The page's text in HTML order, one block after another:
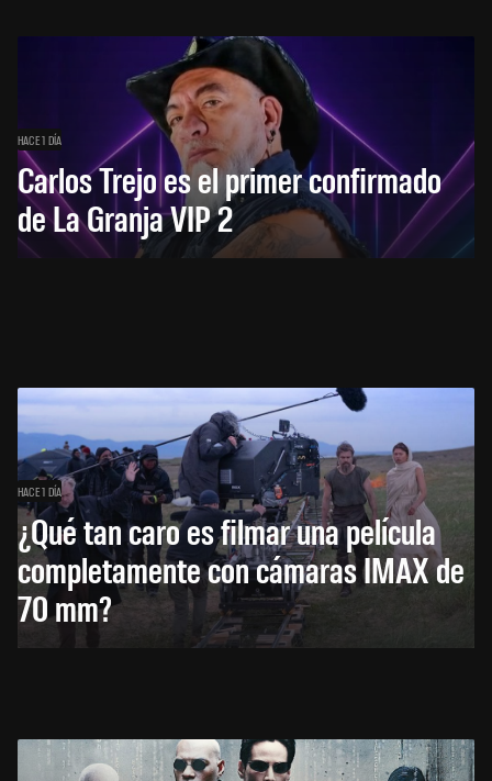
HACE 1 DÍA
Carlos Trejo es el primer confirmado
de La Granja VIP 2
HACE 1 DÍA
¿Qué tan caro es filmar una película
completamente con cámaras IMAX de
70 mm?